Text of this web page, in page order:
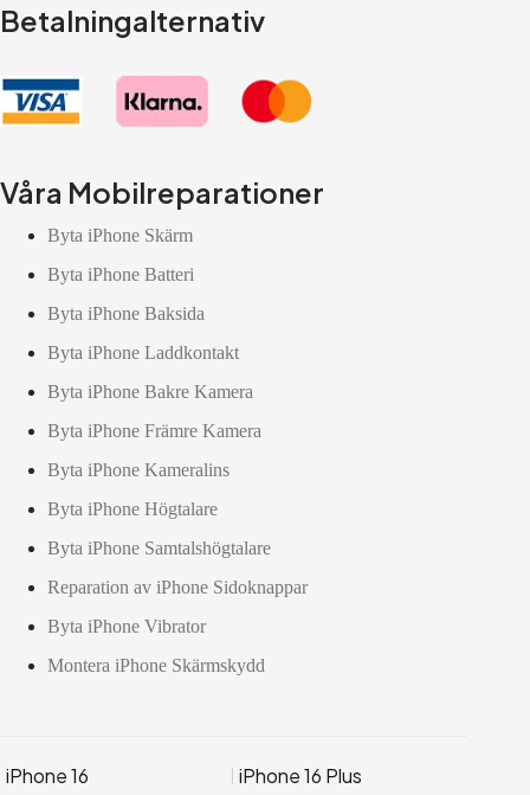
Betalningalternativ
Våra Mobilreparationer
Byta iPhone Skärm
Byta iPhone Batteri
Byta iPhone Baksida
Byta iPhone Laddkontakt
Byta iPhone Bakre Kamera
Byta iPhone Främre Kamera
Byta iPhone Kameralins
Byta iPhone Högtalare
Byta iPhone Samtalshögtalare
Reparation av iPhone Sidoknappar
Byta iPhone Vibrator
Montera iPhone Skärmskydd
iPhone 16
iPhone 16 Plus